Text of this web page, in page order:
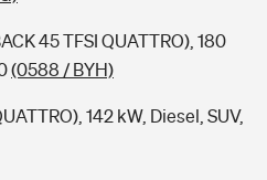
45 TFSI QUATTRO), 180
(0588 / BYH)
142 kW, Diesel, SUV,